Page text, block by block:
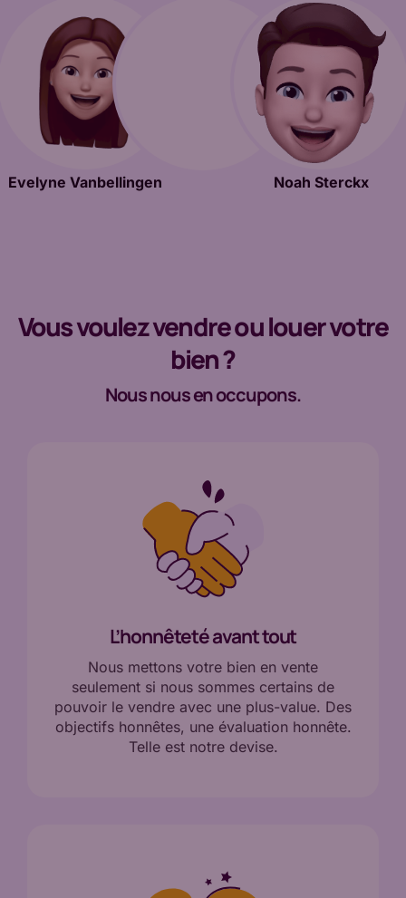
Noah Sterckx
Evelyne Vanbellingen
Vous voulez vendre ou louer votre
bien ?
Nous nous en occupons.
L’honnêteté avant tout
Nous mettons votre bien en vente
seulement si nous sommes certains de
pouvoir le vendre avec une plus-value. Des
objectifs honnêtes, une évaluation honnête.
Telle est notre devise.